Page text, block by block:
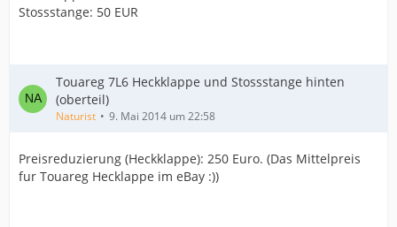
Stossstange: 50 EUR
Touareg 7L6 Heckklappe und Stossstange hinten
(oberteil)
Naturist 9. Mai 2014 um 22:58
Preisreduzierung (Heckklappe): 250 Euro. (Das Mittelpreis
fur Touareg Hecklappe im eBay :))